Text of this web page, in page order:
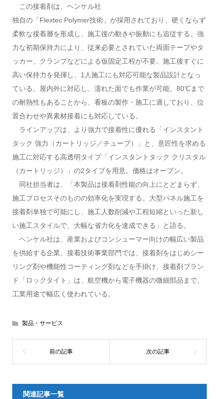
この接着剤は、ヘンケル社
独自の「Flextec Polymer技術」が採用されており、硬くならず
柔軟な接着層を形成し、施工後の動きや振動にも追従する。強
力な初期保持力により、従来必要とされていた両面テープやタ
ッカー、クランプなどによる仮固定工程が不要。施工後すぐに
高い保持力を発揮し、1人施工にも対応可能な製品設計となっ
ている。屋内外に対応し、濡れた面でも作業が可能。80℃まで
の耐熱性もあることから、看板の製作・施工に適しており、位
置合わせや異素材接着にも対応している。
ラインアップは、より強力で接着性に優れる「インスタント
タック 強力（カートリッジ／チューブ）」と、意匠性を求める
施工に対応する高透明タイプ「インスタントタック クリスタル
（カートリッジ）」の2タイプを用意。価格はオープン。
同社担当者は、「本製品は接着剤性能の向上にとどまらず、
施工プロセスそのものの効率化を実現する。大型パネル施工を
接着剤単独で可能にし、施工人数削減や工程短縮といった新し
い施工スタイルで、大幅な省力化を達成できる」と語る。
ヘンケル社は、産業およびコンシューマー向けの幅広い製品
を供給する企業。接着技術事業部門では、接着剤をはじめシー
リング剤や機能性コーティング剤などを手掛け、接着剤ブラン
ド「ロックタイト」は、航空機から電子機器の微細部品まで、
工業用途で幅広く使われている。
製品・サービス
関連記事一覧